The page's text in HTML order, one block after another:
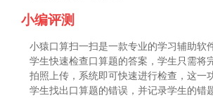
小编评测
小猿口算扫一扫是一款专业的学习辅助软
学生快速检查口算题的答案，学生只需将
拍照上传，系统即可快速进行检查，这一
学生找出口算题的错误，并记录学生的错